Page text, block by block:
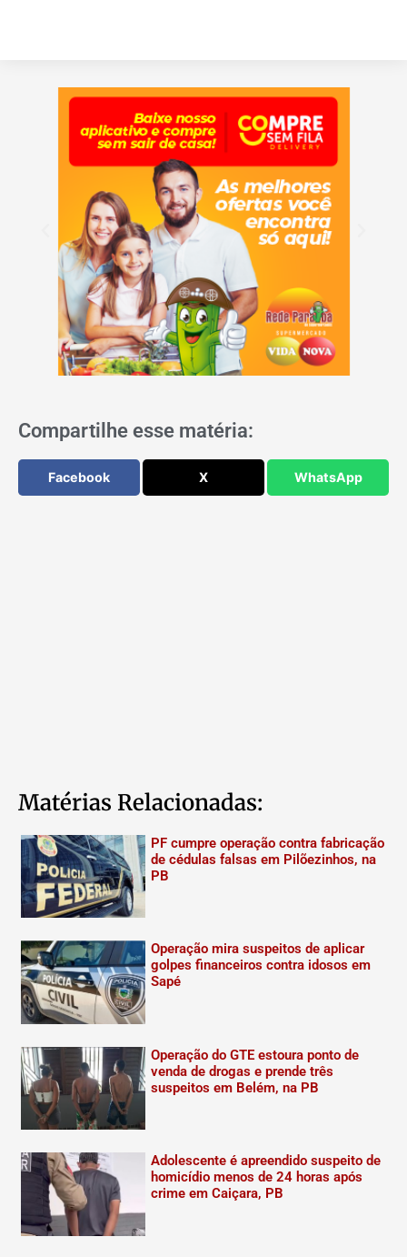
Compartilhe esse matéria:
Facebook X WhatsApp
Matérias Relacionadas:
PF cumpre operação contra fabricação
de cédulas falsas em Pilõezinhos, na
PB
Operação mira suspeitos de aplicar
golpes financeiros contra idosos em
Sapé
Operação do GTE estoura ponto de
venda de drogas e prende três
suspeitos em Belém, na PB
Adolescente é apreendido suspeito de
homicídio menos de 24 horas após
crime em Caiçara, PB